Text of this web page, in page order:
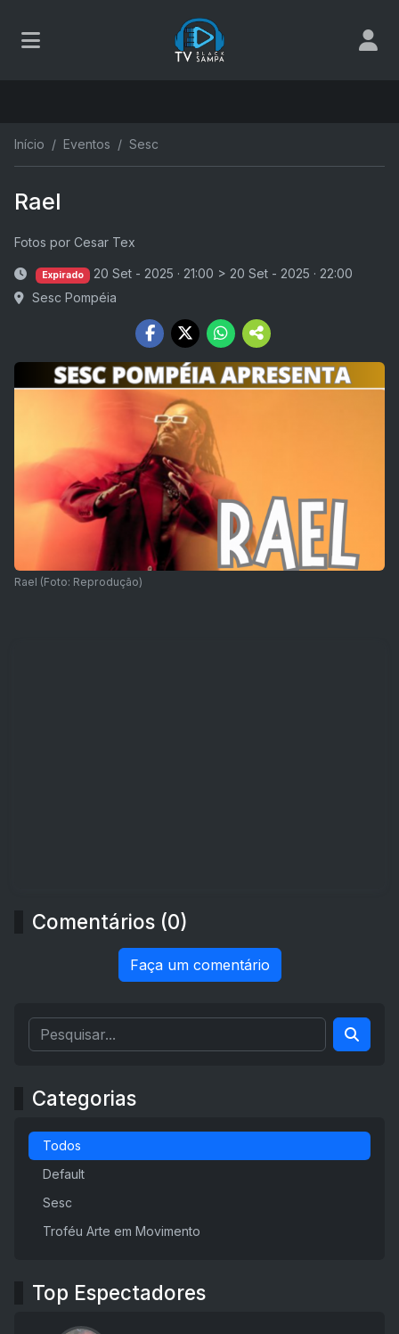
Início Eventos Sesc
Rael
Fotos por Cesar Tex
Expirado 20 Set - 2025 · 21:00 > 20 Set - 2025 · 22:00
Sesc Pompéia
Rael (Foto: Reprodução)
Comentários (0)
Faça um comentário
Categorias
Todos
Default
Sesc
Troféu Arte em Movimento
Top Espectadores